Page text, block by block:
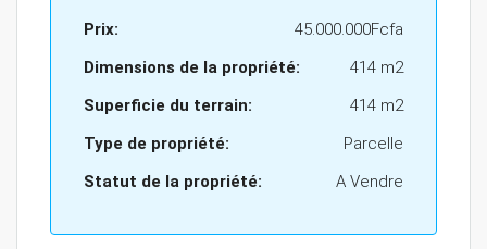
Prix:
45.000.000Fcfa
Dimensions de la propriété:
414 m2
Superficie du terrain:
414 m2
Type de propriété:
Parcelle
Statut de la propriété:
A Vendre